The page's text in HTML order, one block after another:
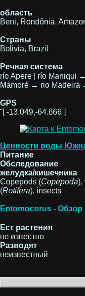
область
Beni, Rondônia,
Страны
Bolivia, Brazil
Речная система
río Apere | río Maniqui
Mamoré → rio Madeira
GPS
˜[ -13.049,-64.666 ]
Ценности воды
Питание
Обследование
желудка/кишечника
Copepods (Copepoda),
(Rotifera), insects
Entomocorus -
Ест растения
не известно
Разводят
неизвестный